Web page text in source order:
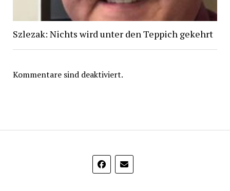
Szlezak: Nichts wird unter den Teppich gekehrt
Kommentare sind deaktiviert.